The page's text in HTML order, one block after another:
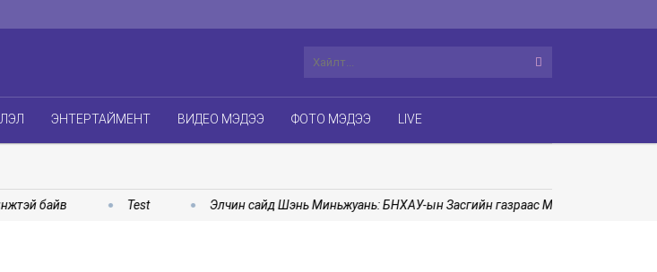
ЭНТЕРТАЙМЕНТ ВИДЕО МЭДЭЭ ФОТО МЭДЭЭ LIVE
байв Test Элчин сайд Шэнь Миньжуань: БНХАУ-ын Засгийн газраас Монгол Улсад